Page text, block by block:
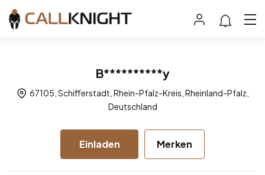
B**********y
67105, Schifferstadt, Rhein-Pfalz-Kreis, Rheinland-Pfalz,
Deutschland
Einladen Merken